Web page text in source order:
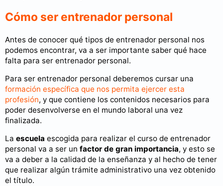
Cómo ser entrenador personal
Antes de conocer qué tipos de entrenador personal nos
podemos encontrar, va a ser importante saber qué hace
falta para ser entrenador personal.
Para ser entrenador personal deberemos cursar una
formación específica que nos permita ejercer esta
profesión, y que contiene los contenidos necesarios para
poder desenvolverse en el mundo laboral una vez
finalizada.
La escuela escogida para realizar el curso de entrenador
personal va a ser un factor de gran importancia, y esto se
va a deber a la calidad de la enseñanza y al hecho de tener
que realizar algún trámite administrativo una vez obtenido
el título.